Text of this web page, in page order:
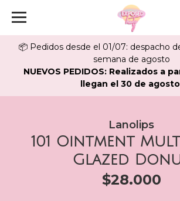
📦 Pedidos desde el 01/07: despacho
semana de agosto
NUEVOS PEDIDOS: Realizados a
llegan el 30 de
Lanolips
101 Ointment
Glazed
$28.000